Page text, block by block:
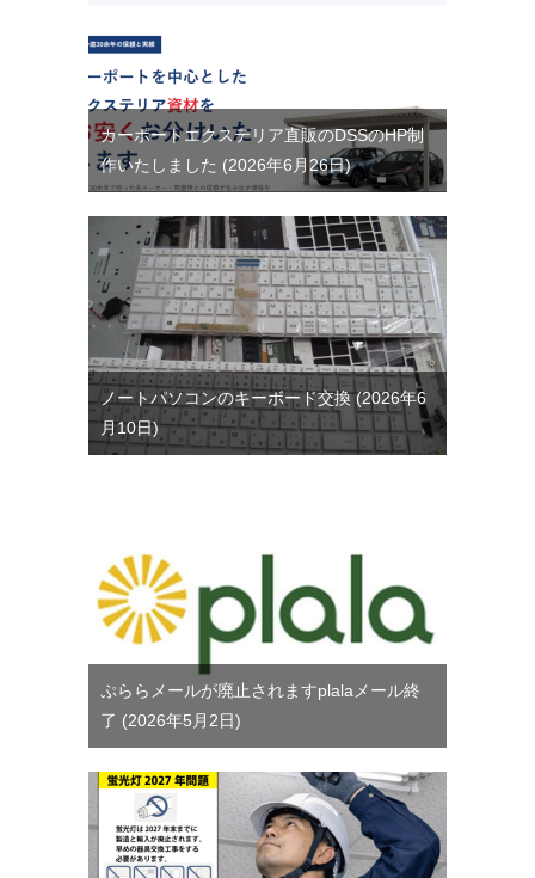
カーポートエクステリア直販のDSSのHP制
作いたしました
2026年6月26日
ノートパソコンのキーボード交換 2026年6
月10日
ぷららメールが廃止されますplalaメール終
了
2026年5月2日